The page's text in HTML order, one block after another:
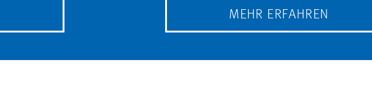
MEHR ERFAHREN